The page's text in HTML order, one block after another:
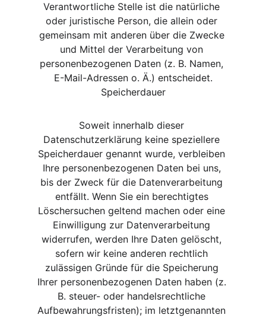
Verantwortliche Stelle ist die natürliche
oder juristische Person, die allein oder
gemeinsam mit anderen über die Zwecke
und Mittel der Verarbeitung von
personenbezogenen Daten (z. B. Namen,
E-Mail-Adressen o. Ä.) entscheidet.
Speicherdauer
Soweit innerhalb dieser
Datenschutzerklärung keine speziellere
Speicherdauer genannt wurde, verbleiben
Ihre personenbezogenen Daten bei uns,
bis der Zweck für die Datenverarbeitung
entfällt. Wenn Sie ein berechtigtes
Löschersuchen geltend machen oder eine
Einwilligung zur Datenverarbeitung
widerrufen, werden Ihre Daten gelöscht,
sofern wir keine anderen rechtlich
zulässigen Gründe für die Speicherung
Ihrer personenbezogenen Daten haben (z.
B. steuer- oder handelsrechtliche
Aufbewahrungsfristen); im letztgenannten